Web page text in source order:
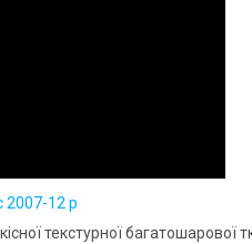
2007-12 р
текстурної